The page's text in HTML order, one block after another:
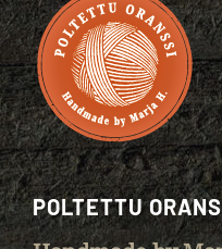
POLTETTU